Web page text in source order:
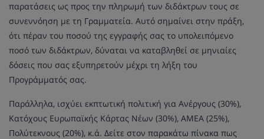
παρατάσεις ως προς την πληρωμή των διδάκτρων τους σε
συνεννόηση με τη Γραμματεία. Αυτό σημαίνει στην πράξη,
ότι πέραν του ποσού της εγγραφής σας το υπολειπόμενο
ποσό των διδάκτρων, δύναται να καταβληθεί σε μηνιαίες
δόσεις που σας εξυπηρετούν μέχρι τη λήξη του
Προγράμματός σας.
Παράλληλα, ισχύει εκπτωτική πολιτική για Ανέργους (30%),
Κατόχους Ευρωπαϊκής Κάρτας Νέων (30%), ΑΜΕΑ (25%),
Πολύτεκνους (20%), κ.ά. Δείτε στον παρακάτω πίνακα πως